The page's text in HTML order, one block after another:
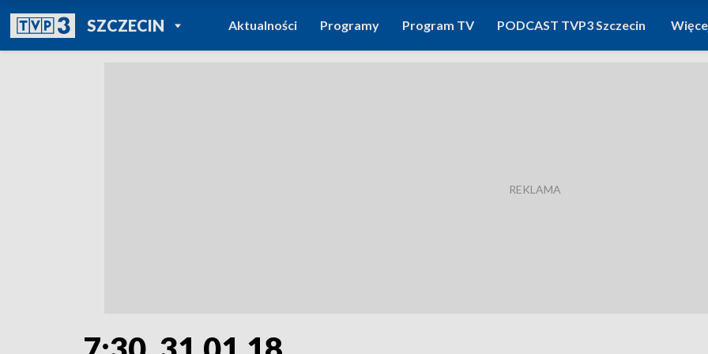
SZCZECINPOWRÓT DO
TVP REGIONY
Aktualności Programy Program TV PODCAST TVP3 Szczecin